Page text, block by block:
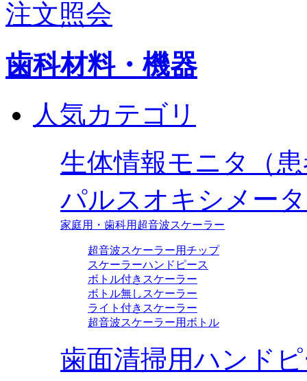
注文照会
歯科材料・機器
人気カテゴリ
生体情報モニタ（
パルスオキシメー
家庭用・歯科用超音波スケーラー
超音波スケーラー用チップ
スケーラーハンドピース
ボトル付きスケーラー
ボトル無しスケーラー
ライト付きスケーラー
超音波スケーラー用ボトル
歯面清掃用ハンド